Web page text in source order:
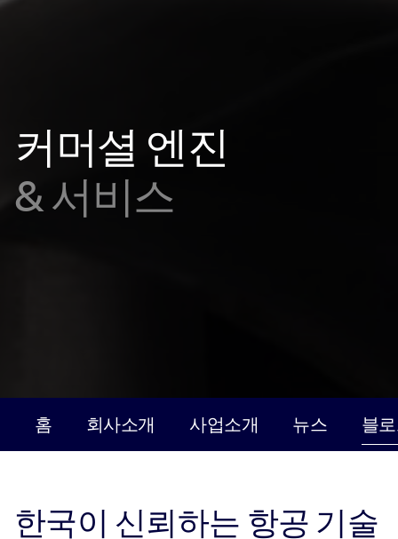
커머셜 엔진
& 서비스
홈 회사소개 사업소개 뉴스 블
한국이 신뢰하는 항공 기술